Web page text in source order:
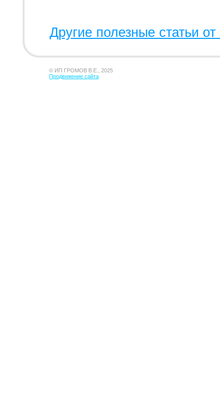
Другие полезные статьи
© ИП ГРОМОВ В.Е., 2025
Продвижение сайта